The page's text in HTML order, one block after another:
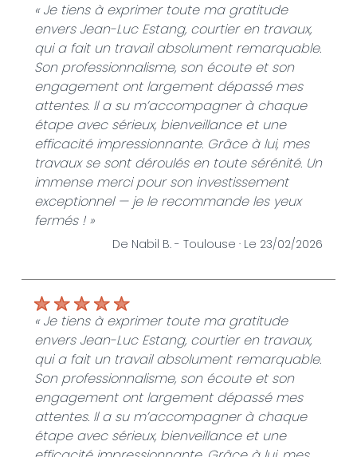
« Je tiens à exprimer toute ma gratitude
envers Jean-Luc Estang, courtier en travaux,
qui a fait un travail absolument remarquable.
Son professionnalisme, son écoute et son
engagement ont largement dépassé mes
attentes. Il a su m’accompagner à chaque
étape avec sérieux, bienveillance et une
efficacité impressionnante. Grâce à lui, mes
travaux se sont déroulés en toute sérénité. Un
immense merci pour son investissement
exceptionnel — je le recommande les yeux
fermés ! »
De Nabil B. - Toulouse · Le 23/02/2026
« Je tiens à exprimer toute ma gratitude
envers Jean-Luc Estang, courtier en travaux,
qui a fait un travail absolument remarquable.
Son professionnalisme, son écoute et son
engagement ont largement dépassé mes
attentes. Il a su m’accompagner à chaque
étape avec sérieux, bienveillance et une